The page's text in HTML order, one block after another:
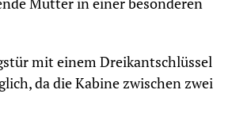
mit einem Dreikantschlüssel
da die Kabine zwischen zwei